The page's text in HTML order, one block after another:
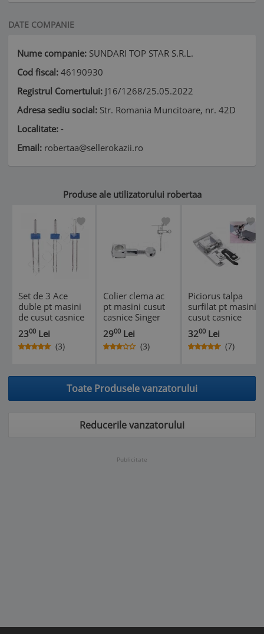
DATE COMPANIE
Nume companie: SUNDARI TOP STAR S.R.L.
Cod fiscal: 46190930
Registrul Comertului: J16/1268/25.05.2022
Adresa sediu social: Str. Romania Muncitoare, nr. 42D
Localitate: -
Email: robertaa@sellerokazii.ro
Produse ale utilizatorului robertaa
Set de 3 Ace
duble pt masini
de cusut casnice
Singer Brother
Toyota Minerva
etc
2300 Lei
(3)
Colier clema ac
pt masini cusut
casnice Singer
Minerva
SilverCrest etc
2900 Lei
(3)
Piciorus talpa
surfilat pt masini
cusut casnice
Brother Singer
Minerva Fiff etc
3200 Lei
(7)
Toate Produsele vanzatorului
Reducerile vanzatorului
Publicitate